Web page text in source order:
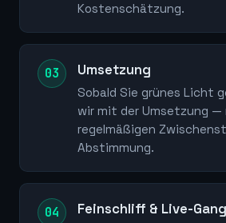
Kostenschätzung.
Umsetzung
Sobald Sie grünes Licht
wir mit der Umsetzung —
regelmäßigen
Abstimmung.
Feinschliff & Live-Gang